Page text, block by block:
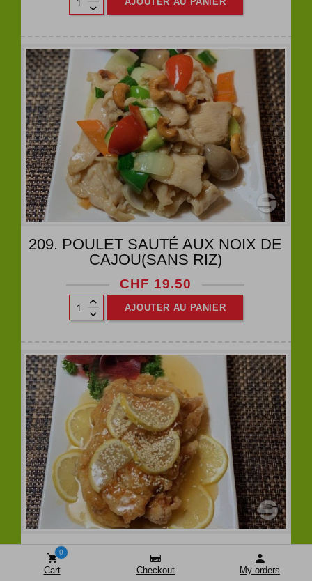
209. POULET SAUTÉ AUX NOIX DE
CAJOU(SANS RIZ)
CHF 19.50
AJOUTER AU PANIER
210. POULET AU CITRON(SANS
RIZ)
0
Cart Checkout My orders